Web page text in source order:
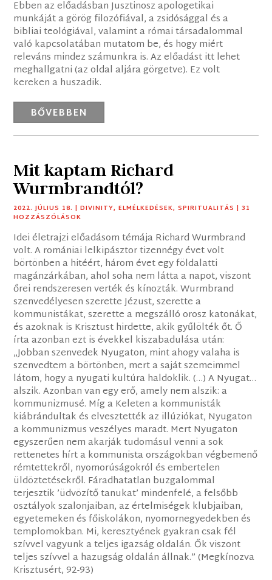
Ebben az előadásban Jusztinosz apologetikai
munkáját a görög filozófiával, a zsidósággal és a
bibliai teológiával, valamint a római társadalommal
való kapcsolatában mutatom be, és hogy miért
releváns mindez számunkra is. Az előadást itt lehet
meghallgatni (az oldal aljára görgetve). Ez volt
kereken a huszadik.
BŐVEBBEN
Mit kaptam Richard
Wurmbrandtól?
2022. JÚLIUS 18. |DIVINITY,ELMÉLKEDÉSEK,SPIRITUALITÁS | 31
HOZZÁSZÓLÁSOK
Idei életrajzi előadásom témája Richard Wurmbrand
volt. A romániai lelkipásztor tizennégy évet volt
börtönben a hitéért, három évet egy földalatti
magánzárkában, ahol soha nem látta a napot, viszont
őrei rendszeresen verték és kínozták. Wurmbrand
szenvedélyesen szerette Jézust, szerette a
kommunistákat, szerette a megszálló orosz katonákat,
és azoknak is Krisztust hirdette, akik gyűlölték őt. Ő
írta azonban ezt is évekkel kiszabadulása után:
„Jobban szenvedek Nyugaton, mint ahogy valaha is
szenvedtem a börtönben, mert a saját szemeimmel
látom, hogy a nyugati kultúra haldoklik. (…) A Nyugat…
alszik. Azonban van egy erő, amely nem alszik: a
kommunizmusé. Míg a Keleten a kommunisták
kiábrándultak és elvesztették az illúziókat, Nyugaton
a kommunizmus veszélyes maradt. Mert Nyugaton
egyszerűen nem akarják tudomásul venni a sok
rettenetes hírt a kommunista országokban végbemenő
rémtettekről, nyomorúságokról és embertelen
üldöztetésekről. Fáradhatatlan buzgalommal
terjesztik ’üdvözítő tanukat’ mindenfelé, a felsőbb
osztályok szalonjaiban, az értelmiségek klubjaiban,
egyetemeken és főiskolákon, nyomornegyedekben és
templomokban. Mi, keresztyének gyakran csak fél
szívvel vagyunk a teljes igazság oldalán. Ők viszont
teljes szívvel a hazugság oldalán állnak.” (Megkínozva
Krisztusért, 92-93)